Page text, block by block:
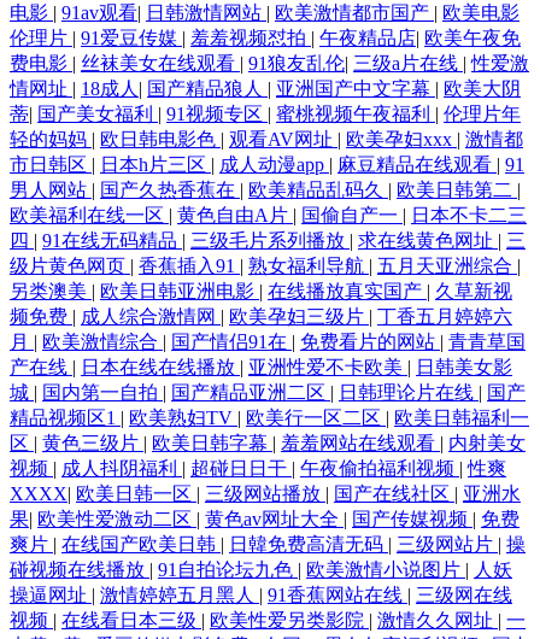
电影 | 91av观看| 日韩激情网站 | 欧美激情都市国产 | 欧美电影
伦理片 | 91爱豆传媒 | 羞羞视频怼拍 | 午夜精品店| 欧美午夜免
费电影 | 丝袜美女在线观看 | 91狼友乱伦| 三级a片在线 |性爱激
情网址 | 18成人 | 国产精品狼人 | 亚洲国产中文字幕 | 欧美大阴
蒂| 国产美女福利 | 91视频专区 | 蜜桃视频午夜福利 | 伦理片年
轻的妈妈 | 欧日韩电影色 | 观看AV网址 | 欧美孕妇xxx | 激情都
市日韩区 | 日本h片三区 | 成人动漫app | 麻豆精品在线观看 | 91
男人网站 | 国产久热香蕉在 | 欧美精品乱码久 | 欧美日韩第二 |
欧美福利在线一区 | 黄色自由A片 | 国偷自产一 | 日本不卡二三
四 | 91在线无码精品 | 三级毛片系列播放 | 求在线黄色网址 | 三
级片黄色网页 | 香蕉插入91 | 熟女福利导航 | 五月天亚洲综合 |
另类澳美 | 欧美日韩亚洲电影 | 在线播放真实国产 | 久草新视
频免费 | 成人综合激情网 | 欧美孕妇三级片 | 丁香五月婷婷六
月 | 欧美激情综合 | 国产情侣91在 | 免费看片的网站 | 青青草国
产在线 | 日本在线在线播放 | 亚洲性爱不卡欧美 | 日韩美女影
城 | 国内第一自拍 | 国产精品亚洲二区 | 日韩理论片在线 | 国产
精品视频区1 | 欧美熟妇TV | 欧美行一区二区 | 欧美日韩福利一
区 | 黄色三级片 | 欧美日韩字幕 | 羞羞网站在线观看 | 内射美女
视频 | 成人抖阴福利 | 超碰日日干 | 午夜偷拍福利视频 |性爽
XXXX| 欧美日韩一区 | 三级网站播放 | 国产在线社区 | 亚洲水
果| 欧美性爱激动二区 | 黄色av网址大全 | 国产传媒视频 | 免费
爽片 | 在线国产欧美日韩 | 日韓免费高清无码 | 三级网站片 | 操
碰视频在线播放 | 91自拍论坛九色 | 欧美激情小说图片 | 人妖
操逼网址 | 激情婷婷五月黑人 | 91香蕉网站在线 | 三级网在线
视频 | 在线看日本三级 | 欧美性爱另类影院 | 激情久久网址 | 一